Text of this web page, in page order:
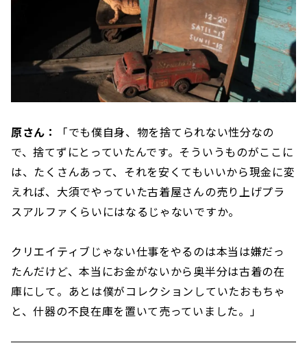
原さん：
「でも僕自身、物を捨てられない性分なの
で、捨てずにとっていたんです。そういうものがここに
は、たくさんあって、それを安くてもいいから現金に変
えれば、大須でやっていた古着屋さんの売り上げプラ
スアルファくらいにはなるじゃないですか。
クリエイティブじゃない仕事をやるのは本当は嫌だっ
たんだけど、本当にお金がないから奥半分は古着の在
庫にして。あとは僕がコレクションしていたおもちゃ
と、什器の不良在庫を置いて売っていました。」